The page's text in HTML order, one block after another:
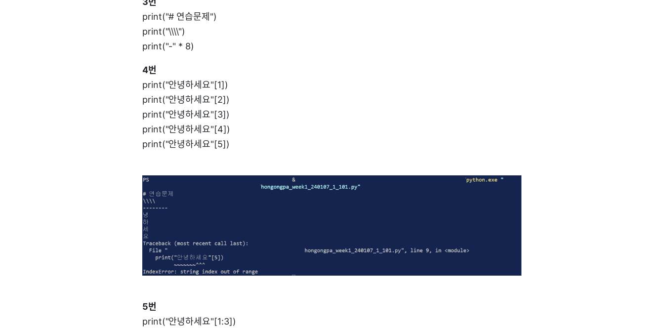
print("# 연습문제")
print("\\\\")
print("-" * 8)
4번
print("안녕하세요"[1])
print("안녕하세요"[2])
print("안녕하세요"[3])
print("안녕하세요"[4])
print("안녕하세요"[5])
5번
print("안녕하세요"[1:3])